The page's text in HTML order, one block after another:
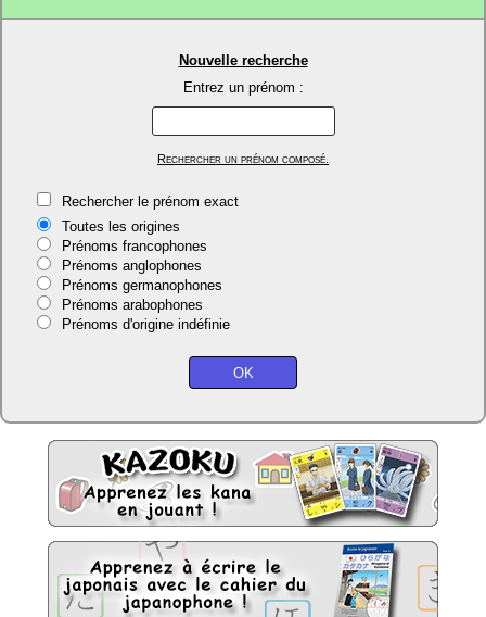
Nouvelle recherche
Entrez un prénom :
Rechercher un prénom composé.
Rechercher le prénom exact
Toutes les origines
Prénoms francophones
Prénoms anglophones
Prénoms germanophones
Prénoms arabophones
Prénoms d'origine indéfinie